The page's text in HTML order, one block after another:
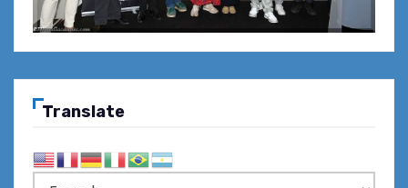
Translate